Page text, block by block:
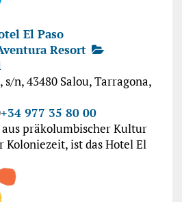
El Paso
Resort
s/n, 43480 Salou, Tarragona,
+34 977 35 80 00
präkolumbischer Kultur
Koloniezeit, ist das Hotel El